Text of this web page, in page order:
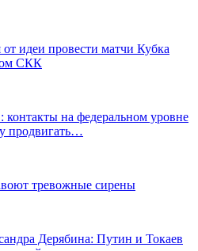
от идеи провести матчи Кубка
СКК
контакты на федеральном уровне
продвигать…
тревожные сирены
Дерябина: Путин и Токаев